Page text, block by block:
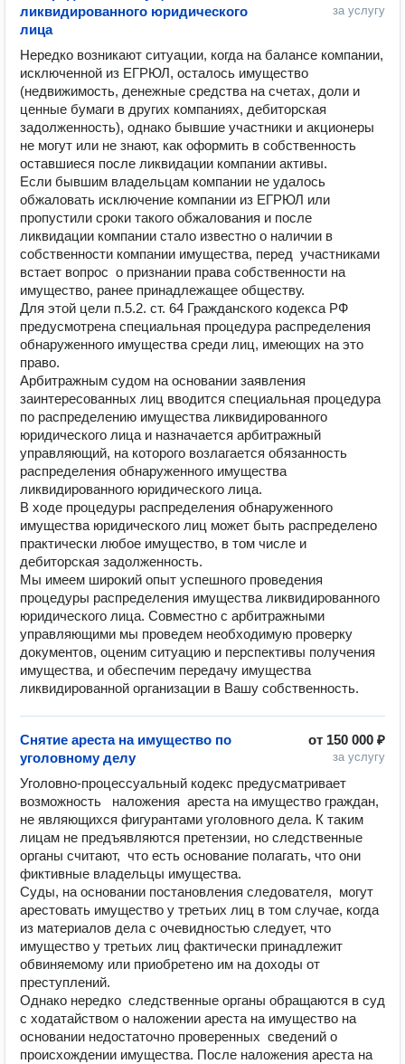
за услугу
ликвидированного юридического
лица
Нередко возникают ситуации, когда на балансе компании,
исключенной из ЕГРЮЛ, осталось имущество
(недвижимость, денежные средства на счетах, доли и
ценные бумаги в других компаниях, дебиторская
задолженность), однако бывшие участники и акционеры
не могут или не знают, как оформить в собственность
оставшиеся после ликвидации компании активы.
Если бывшим владельцам компании не удалось
обжаловать исключение компании из ЕГРЮЛ или
пропустили сроки такого обжалования и после
ликвидации компании стало известно о наличии в
собственности компании имущества, перед  участниками
встает вопрос  о признании права собственности на
имущество, ранее принадлежащее обществу.
Для этой цели п.5.2. ст. 64 Гражданского кодекса РФ
предусмотрена специальная процедура распределения
обнаруженного имущества среди лиц, имеющих на это
право.
Арбитражным судом на основании заявления
заинтересованных лиц вводится специальная процедура
по распределению имущества ликвидированного
юридического лица и назначается арбитражный
управляющий, на которого возлагается обязанность
распределения обнаруженного имущества
ликвидированного юридического лица.
В ходе процедуры распределения обнаруженного
имущества юридического лиц может быть распределено
практически любое имущество, в том числе и
дебиторская задолженность.
Мы имеем широкий опыт успешного проведения
процедуры распределения имущества ликвидированного
юридического лица. Совместно с арбитражными
управляющими мы проведем необходимую проверку
документов, оценим ситуацию и перспективы получения
имущества, и обеспечим передачу имущества
от 150 000 ₽
за услугу
Снятие ареста на имущество по
уголовному делу
Уголовно-процессуальный кодекс предусматривает
возможность   наложения  ареста на имущество граждан,
не являющихся фигурантами уголовного дела. К таким
лицам не предъявляются претензии, но следственные
органы считают,  что есть основание полагать, что они
фиктивные владельцы имущества.
Суды, на основании постановления следователя,  могут
арестовать имущество у третьих лиц в том случае, когда
из материалов дела с очевидностью следует, что
имущество у третьих лиц фактически принадлежит
обвиняемому или приобретено им на доходы от
преступлений.
Однако нередко  следственные органы обращаются в суд
с ходатайством о наложении ареста на имущество на
основании недостаточно проверенных  сведений о
происхождении имущества. После наложения ареста на